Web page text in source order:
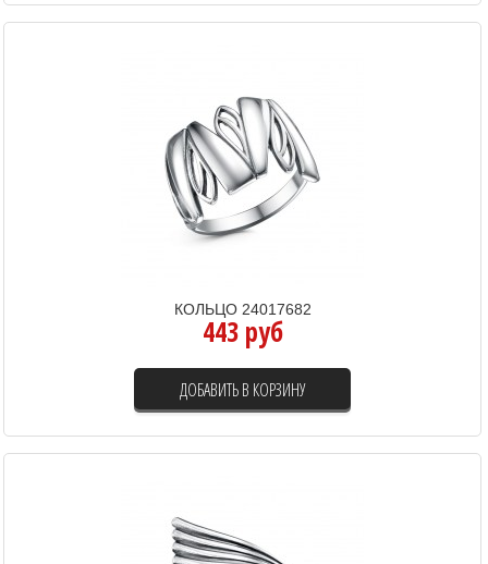
КОЛЬЦО 24017682
443 руб
ДОБАВИТЬ В КОРЗИНУ